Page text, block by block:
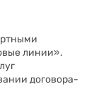
линии».
договора-